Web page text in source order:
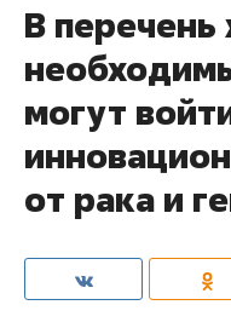
В
могут
от рака и